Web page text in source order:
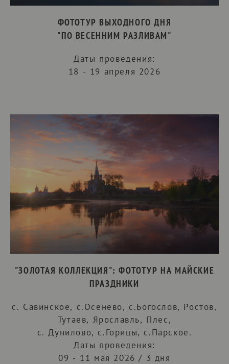
ФОТОТУР ВЫХОДНОГО ДНЯ
"ПО ВЕСЕННИМ РАЗЛИВАМ"
Даты проведения:
18 - 19 апреля 2026
"ЗОЛОТАЯ КОЛЛЕКЦИЯ": ФОТОТУР НА МАЙСКИЕ
ПРАЗДНИКИ
с. Савинское, с.Осенево, с.Богослов, Ростов,
Тутаев, Ярославль, Плес,
с. Дунилово, с.Горицы, с.Парское.
Даты проведения:
09 - 11 мая 2026 / 3 дня